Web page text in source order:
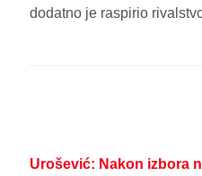
dodatno je raspirio
Urošević: Nakon izbora